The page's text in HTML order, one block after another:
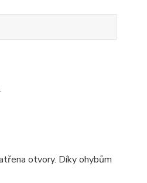
otvory. Díky ohybům